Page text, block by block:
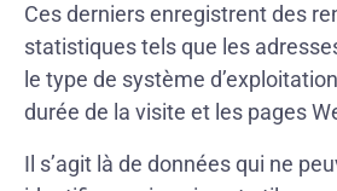
Ces derniers enregistrent des
statistiques tels que les
le type de système
durée de la visite et les pages
Il s’agit là de données qui ne